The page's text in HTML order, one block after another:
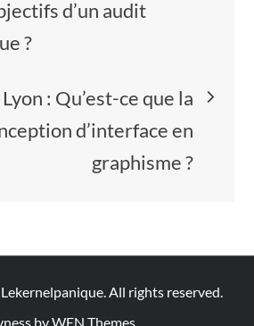
d’un audit
?
: Qu’est-ce que la
d’interface en
graphisme ?
Lekernelpanique. All rights reserved.
byWEN Themes